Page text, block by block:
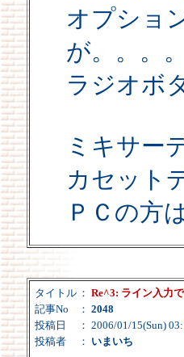
オプショ
が。。。。
ラジオボ
ミキサー
カセット
ＰＣの方
タイトル ： Re^3: ライン入力
記事No
： 2048
投稿日
： 2006/01/15(Sun)
投稿者
： いまいち